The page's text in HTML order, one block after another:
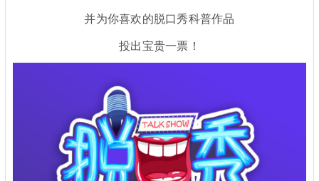
并为你喜欢的脱口秀科普作品
投出宝贵一票！